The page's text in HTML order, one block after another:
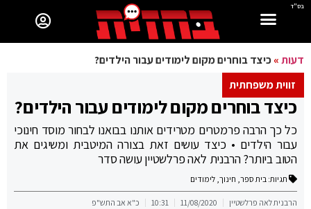
בס"ד
דעות»כיצד בוחרים מקום לימודים עבור הילדים?
זווית משפחתית
כיצד בוחרים מקום לימודים עבור הילדים?
כל כך הרבה פרמטרים מטרידים אותנו בבואנו לבחור מוסד חינוכי
עבור הילדים • כיצד עושים זאת בצורה המיטבית ומשיגים את
הטוב ביותר? הרבנית לאה פרלשטיין עושה סדר
תגיות: בית ספר, חינוך, לימודים
הרבנית לאה פרלשטיין 11/08/2020
10:31 כ"א אב התש"פ